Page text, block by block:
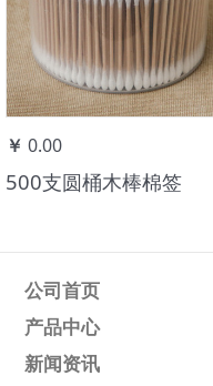
￥ 0.00
500支圆桶木棒棉签
公司首页
产品中心
新闻资讯